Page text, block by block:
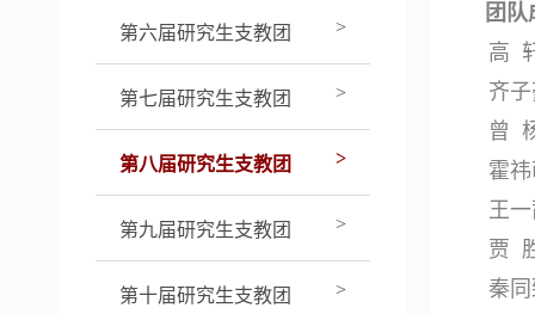
第六届研究生支教团 >
第七届研究生支教团 >
第八届研究生支教团 >
第九届研究生支教团 >
第十届研究生支教团 >
团队
高
齐
曾
霍
王
贾
秦